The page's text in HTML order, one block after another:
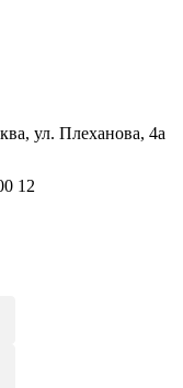
ул. Плеханова, 4а
12